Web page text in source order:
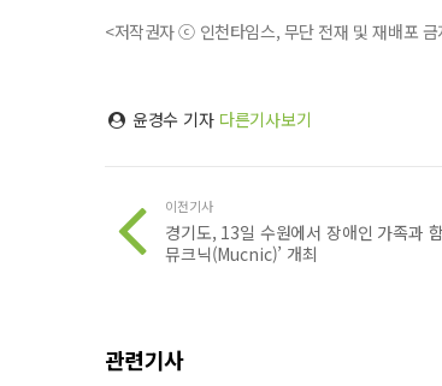
<저작권자 ⓒ 인천타임스, 무단 전재 및 재배포 금
윤경수 기자 다른기사보기
이전기사
경기도, 13일 수원에서 장애인 가족과
뮤크닉(Mucnic)’ 개최
관련기사